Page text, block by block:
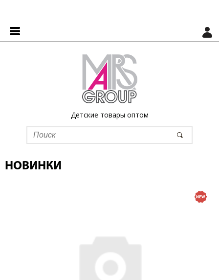
Детские товары оптом
НОВИНКИ